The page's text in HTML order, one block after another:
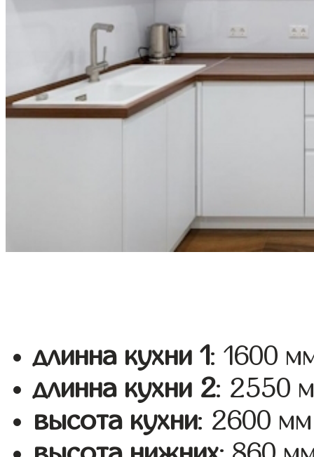
длинна кухни 1: 1600
длинна кухни 2: 2550
высота кухни: 2600 мм